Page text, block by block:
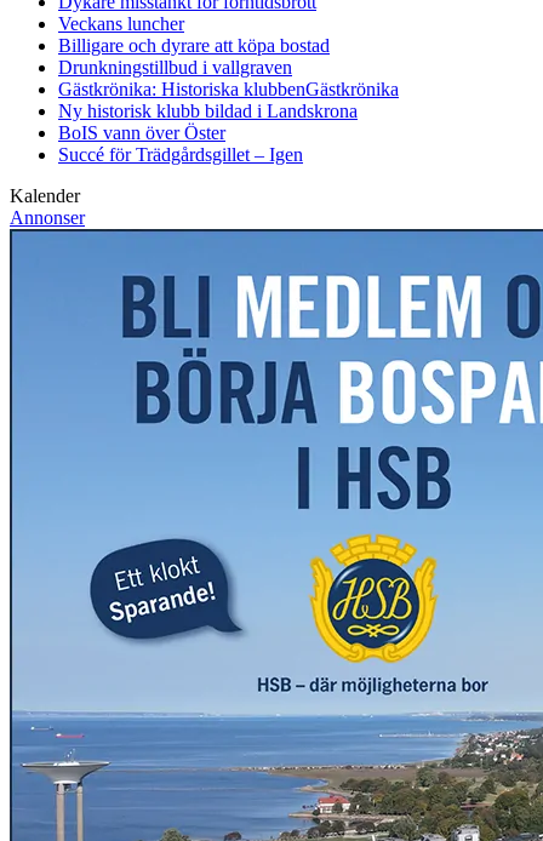
Veckans luncher
Billigare och dyrare att köpa bostad
Drunkningstillbud i vallgraven
Gästkrönika: Historiska klubbenGästkrönika
Ny historisk klubb bildad i Landskrona
BoIS vann över Öster
Succé för Trädgårdsgillet – Igen
Kalender
Annonser